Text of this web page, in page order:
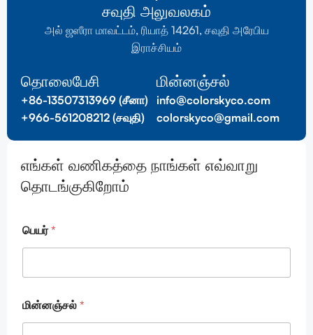
சவுதி அலுவலகம்
அல் ஜஸீரா மாவட்டம், ரியாத் 14261, சவுதி அரேபிய
இராச்சியம்
தொலைபேசி
+86-13507313969 (சீனா)
+966-561208212 (சவுதி)
மின்னஞ்சல்
info@colorskyco.com
colorskyco@gmail.com
எங்கள் வணிகத்தை நாங்கள் எவ்வாறு
தொடங்குகிறோம்
பெயர்*
மின்னஞ்சல் *